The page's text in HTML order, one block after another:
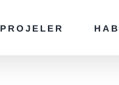
PROJELER